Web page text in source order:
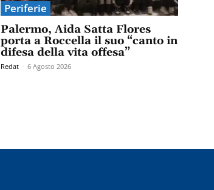
Periferie
Palermo, Aida Satta Flores
porta a Roccella il suo “canto in
difesa della vita offesa”
Redat - 6 Agosto 2026